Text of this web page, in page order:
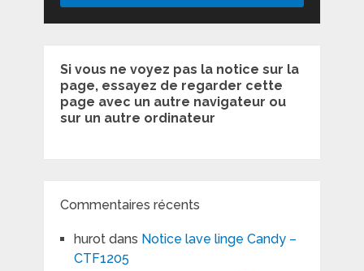
Si vous ne voyez pas la notice sur la
page, essayez de regarder cette
page avec un autre navigateur ou
sur un autre ordinateur
Commentaires récents
hurotdans Notice lave linge Candy –
CTF1205